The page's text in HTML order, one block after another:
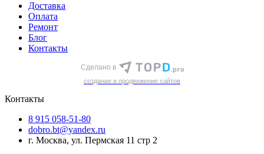
Доставка
Оплата
Ремонт
Блог
Контакты
Сделано в
cоздание и продвижение сайтов
Контакты
8 915 058-51-80
dobro.bt@yandex.ru
г. Москва, ул. Пермская 11 стр 2